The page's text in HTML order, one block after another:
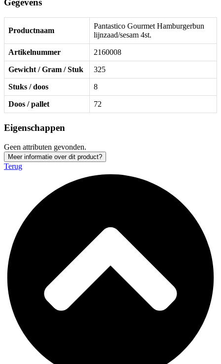
Gegevens
Productnaam
Pantastico Gourmet Hamburgerbun
lijnzaad/sesam 4st.
Artikelnummer 2160008
Gewicht / Gram / Stuk 325
Stuks / doos 8
Doos / pallet 72
Eigenschappen
Geen attributen gevonden.
Meer informatie over dit product?
Terug